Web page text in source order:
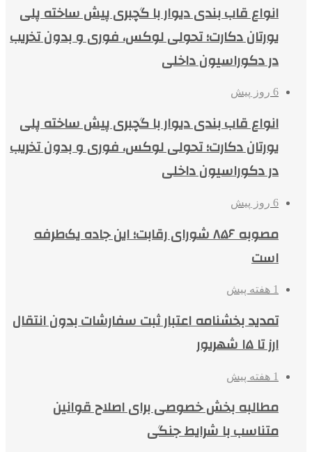
انواع قاب بندی دیوار با گچبری پیش ساخته پلی
یورتان دکارت؛ تحولی لوکس، فوری و بدون تخریب
در دکوراسیون داخلی
6 روز پیش
انواع قاب بندی دیوار با گچبری پیش ساخته پلی
یورتان دکارت؛ تحولی لوکس، فوری و بدون تخریب
در دکوراسیون داخلی
6 روز پیش
مصوبه ۸۵۶ شورای رقابت؛ این جاده یک‌طرفه
است
1 هفته پیش
تمدید بخشنامه اعتبار ثبت سفارشات بدون انتقال
ارز تا ۱۵ شهریور
1 هفته پیش
مطالبه بخش خصوصی برای اصلاح قوانین
متناسب با شرایط جنگی